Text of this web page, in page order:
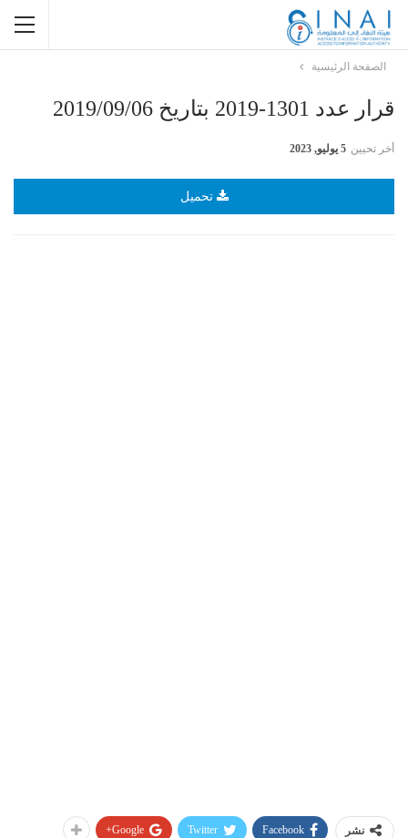
الصفحة الرئيسية
قرار عدد 1301-2019 بتاريخ 2019/09/06
أخر تحيين 5 يوليو, 2023
تحميل
نشر Facebook
Twitter
Google+